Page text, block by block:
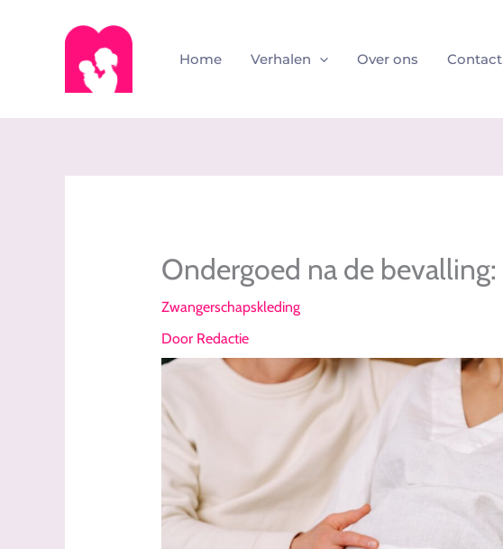
Home Verhalen Over ons Contact
Ondergoed na de bevalling:
Zwangerschapskleding
Door Redactie